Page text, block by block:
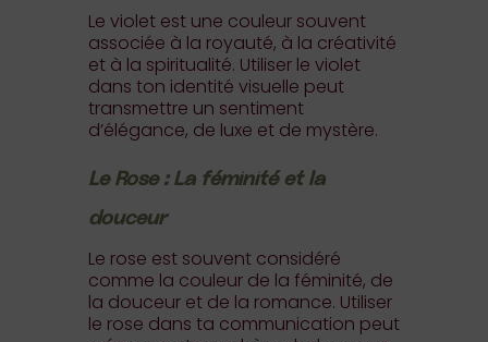
Le violet est une couleur souvent
associée à la royauté, à la créativité
et à la spiritualité. Utiliser le violet
dans ton identité visuelle peut
transmettre un sentiment
d’élégance, de luxe et de mystère.
Le Rose : La féminité et la
douceur
Le rose est souvent considéré
comme la couleur de la féminité, de
la douceur et de la romance. Utiliser
le rose dans ta communication peut